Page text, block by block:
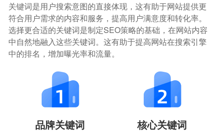
关键词是用户搜索意图的直接体现，这有助于网站提供更
符合用户需求的内容和服务，提高用户满意度和转化率。
选择更合适的关键词是制定SEO策略的基础，在网站内容
中自然地融入这些关键词。这有助于提高网站在搜索引擎
中的排名，增加曝光率和流量。
品牌关键词 核心关键词